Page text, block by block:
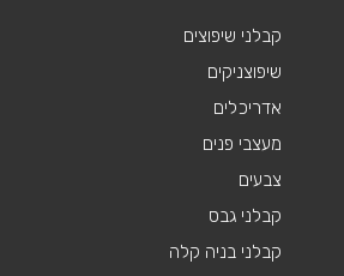
קבלני שיפוצים
שיפוצניקים
אדריכלים
מעצבי פנים
צבעים
קבלני גבס
קבלני בניה קלה